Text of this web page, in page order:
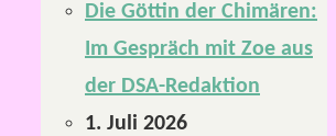
Die Göttin der Chimären:
Im Gespräch mit Zoe aus
der DSA-Redaktion
1. Juli 2026